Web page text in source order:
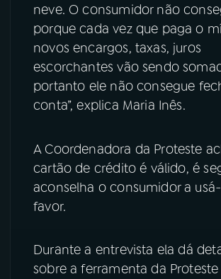
neve. O consumidor não
porque cada vez que paga o
novos encargos, taxas, juros
escorchantes vão sendo
portanto ele não consegue
conta”, explica Maria Inês.
A Coordenadora da Proteste
cartão de crédito é válido, é
aconselha o consumidor a
favor.
Durante a entrevista ela dá
sobre a ferramenta da